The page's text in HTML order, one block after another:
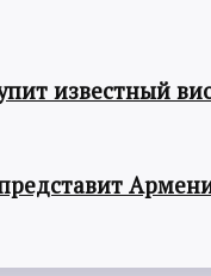
известный